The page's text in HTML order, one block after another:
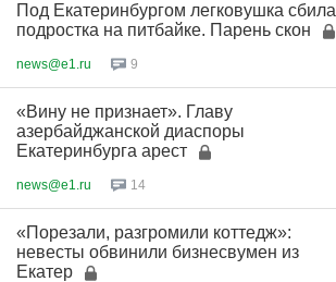
Под Екатеринбургом легковушка сбила
подростка на питбайке. Парень скон
news@e1.ru 9
«Вину не признает». Главу
азербайджанской диаспоры
Екатеринбурга арест
news@e1.ru 14
«Порезали, разгромили коттедж»:
невесты обвинили бизнесвумен из
Екатер